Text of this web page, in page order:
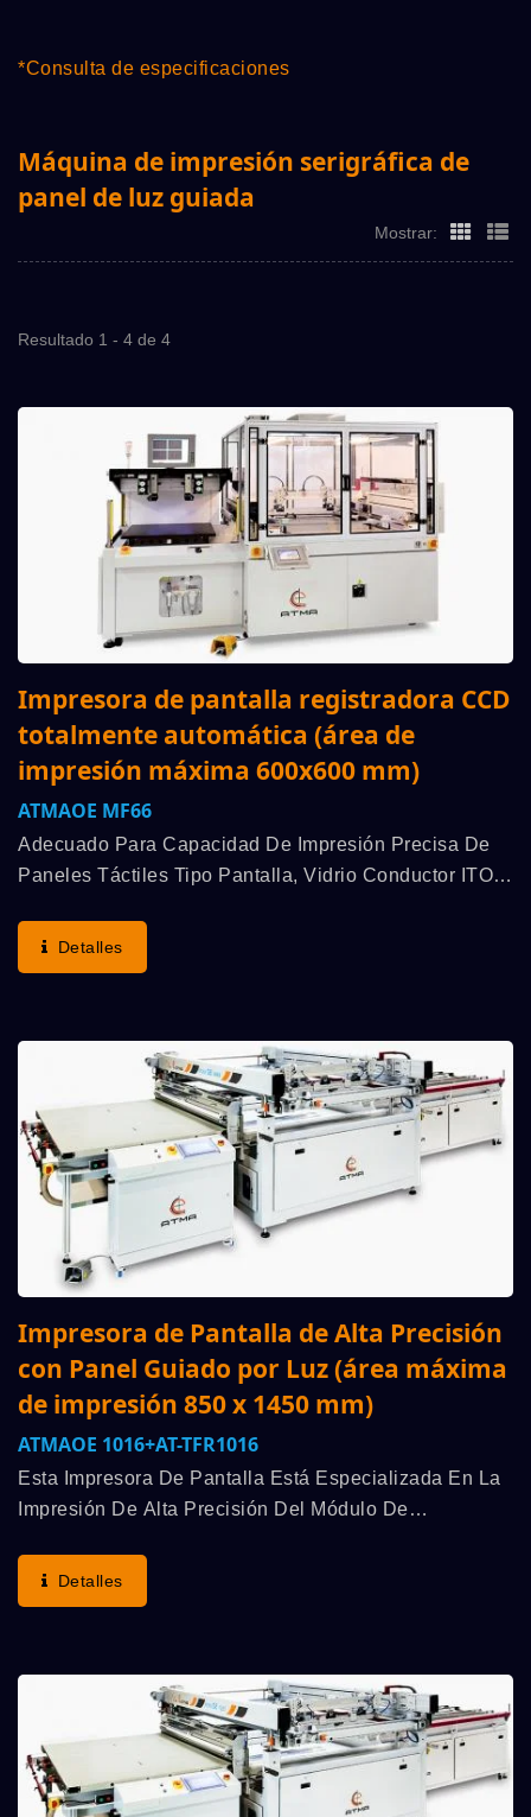
*Consulta de especificaciones
Máquina de impresión serigráfica de
panel de luz guiada
Mostrar:
Resultado 1 - 4 de 4
Impresora de pantalla registradora CCD
totalmente automática (área de
impresión máxima 600x600 mm)
ATMAOE MF66
Adecuado Para Capacidad De Impresión Precisa De
Paneles Táctiles Tipo Pantalla, Vidrio Conductor ITO,
Sangre, Panel EL, Etc. Característica: Alta Precisión...
Detalles
Impresora de Pantalla de Alta Precisión
con Panel Guiado por Luz (área máxima
de impresión 850 x 1450 mm)
ATMAOE 1016+AT-TFR1016
Esta Impresora De Pantalla Está Especializada En La
Impresión De Alta Precisión Del Módulo De
Formato. Un Proceso Especial Fabrica La Gran Mesa
Deslizante...
Detalles